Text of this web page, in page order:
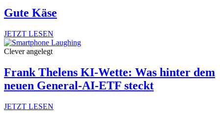
Gute Käse
JETZT LESEN
Clever angelegt
Frank Thelens KI-Wette: Was hinter dem
neuen General-AI-ETF steckt
JETZT LESEN